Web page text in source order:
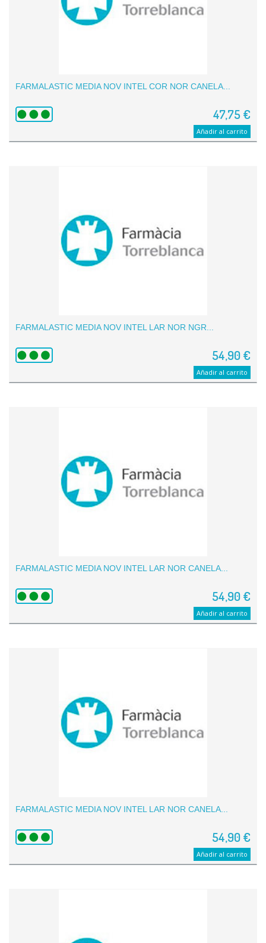
FARMALASTIC MEDIA NOV INTEL COR NOR CANELA...
47,75 €
Añadir al carrito
FARMALASTIC MEDIA NOV INTEL LAR NOR NGR...
54,90 €
Añadir al carrito
FARMALASTIC MEDIA NOV INTEL LAR NOR CANELA...
54,90 €
Añadir al carrito
FARMALASTIC MEDIA NOV INTEL LAR NOR CANELA...
54,90 €
Añadir al carrito